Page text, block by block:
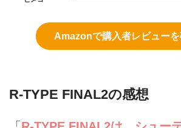
Amazonで購入者レビュー
R-TYPE FINAL2の感想